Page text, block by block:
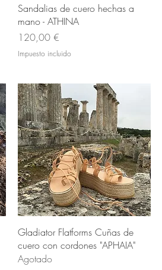
Vista rápida
Sandalias de cuero hechas a
mano - ATHINA
Precio
120,00 €
Impuesto incluido
Vista rápida
Gladiator Flatforms Cuñas de
cuero con cordones "APHAIA"
Agotado